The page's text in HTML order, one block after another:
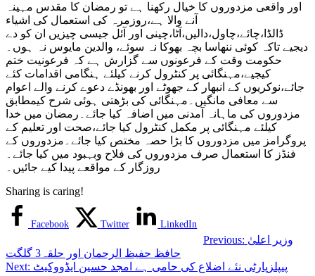
اور واقعی مزدوروں کا خیال رکھنا ہے تو رمضان کا مقدس مہینہ
آنے والا ہے،روزمرہ کی استعمال کی اشیاء
ڈالڈا،چائے،چاول،دالیں،آٹا،چینی اور آئل جیسی چیزیں ان کو دے
دیجیے تاکہ کوئی ننھاسا بچہ بھوکا نہ سوئے، والدین مایوس نہ ہوں۔
حکومت وقت کے فرعونوں سے گزارش ہے کہ فرعونیت ختم
کیجیے،مہنگائی پر کنٹرول کرنے کیلئے ہنگامی اقدامات کئے
جائے،نوکریوں کے انبھار کے جھوٹے اور بھونڈے دعوے کرنے والے اعوام
سے معافی مانگیں۔مہنگائی کی بڑھتی ہوئی شرح کیمطابق
مزدوروں کی ماہانہ آمدنی میں اضافہ کیا جائے۔رمضان میں خدا
کیلئے مہنگائی پر مکمل کنٹرول کیا جائے،صحت اور تعلیم کے
پروگرامز میں مزدوروں کا بڑا حصہ مختص کیا جائے۔مزدوروں کے
فنڈز کا استعمال صرف مزدوروں کی فلاح وبہبود میں کیا جائے۔
روزگار کے مواقعے پیدا کیے جائیں۔
Sharing is caring!
Facebook Twitter LinkedIn
Previous:
حافظ حفیظ الرحمان اور حلقہ3 گلگت
Next: پیپلزپارٹی نئے اضلاع کی حامی ہے امجد حسین ایڈووکیٹ